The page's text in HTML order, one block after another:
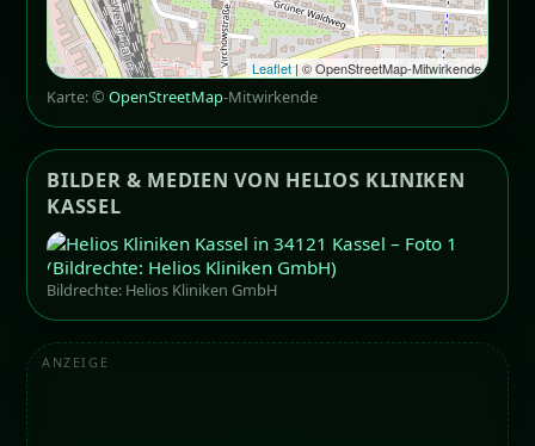
Leaflet| © OpenStreetMap-Mitwirkende
Karte: ©OpenStreetMap-Mitwirkende
BILDER & MEDIEN VON HELIOS KLINIKEN
KASSEL
Bildrechte: Helios Kliniken GmbH
ANZEIGE